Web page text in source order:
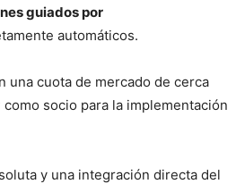
guiados por
automáticos.
una cuota de mercado de cerca
socio para la implementación
y una integración directa del